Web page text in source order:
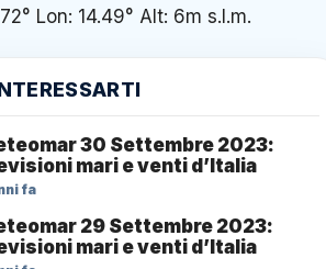
Lon: 14.49° Alt: 6m s.l.m.
30 Settembre 2023:
mari e venti d’Italia
fa
29 Settembre 2023:
mari e venti d’Italia